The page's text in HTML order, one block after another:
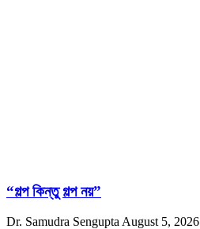
“গল্প কিন্তু গল্প নয়”
Dr. Samudra Sengupta August 5, 2026